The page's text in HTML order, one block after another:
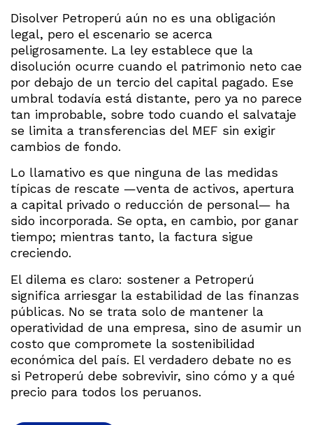
Disolver Petroperú aún no es una obligación
legal, pero el escenario se acerca
peligrosamente. La ley establece que la
disolución ocurre cuando el patrimonio neto cae
por debajo de un tercio del capital pagado. Ese
umbral todavía está distante, pero ya no parece
tan improbable, sobre todo cuando el salvataje
se limita a transferencias del MEF sin exigir
cambios de fondo.
Lo llamativo es que ninguna de las medidas
típicas de rescate —venta de activos, apertura
a capital privado o reducción de personal— ha
sido incorporada. Se opta, en cambio, por ganar
tiempo; mientras tanto, la factura sigue
creciendo.
El dilema es claro: sostener a Petroperú
significa arriesgar la estabilidad de las finanzas
públicas. No se trata solo de mantener la
operatividad de una empresa, sino de asumir un
costo que compromete la sostenibilidad
económica del país. El verdadero debate no es
si Petroperú debe sobrevivir, sino cómo y a qué
precio para todos los peruanos.